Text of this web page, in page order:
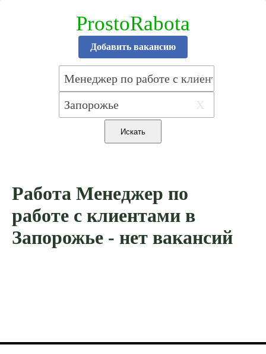
ProstoRabota
Добавить вакансию
X
X
Работа Менеджер по
работе с клиентами в
Запорожье - нет вакансий